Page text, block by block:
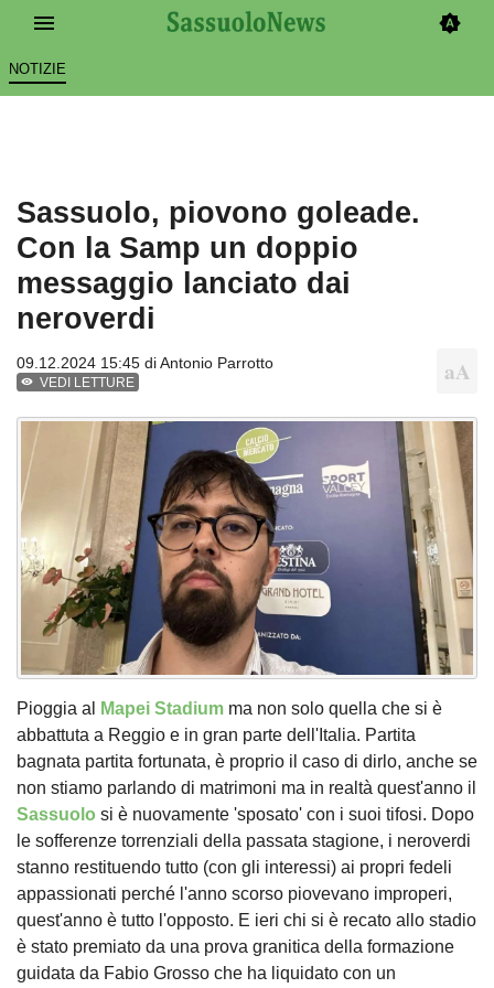
NOTIZIE
Sassuolo, piovono goleade.
Con la Samp un doppio
messaggio lanciato dai
neroverdi
09.12.2024 15:45 diAntonio Parrotto
VEDI LETTURE
Pioggia al Mapei Stadium ma non solo quella che si è
abbattuta a Reggio e in gran parte dell'Italia. Partita
bagnata partita fortunata, è proprio il caso di dirlo, anche se
non stiamo parlando di matrimoni ma in realtà quest'anno il
Sassuolo si è nuovamente 'sposato' con i suoi tifosi. Dopo
le sofferenze torrenziali della passata stagione, i neroverdi
stanno restituendo tutto (con gli interessi) ai propri fedeli
appassionati perché l'anno scorso piovevano improperi,
quest'anno è tutto l'opposto. E ieri chi si è recato allo stadio
è stato premiato da una prova granitica della formazione
guidata da Fabio Grosso che ha liquidato con un